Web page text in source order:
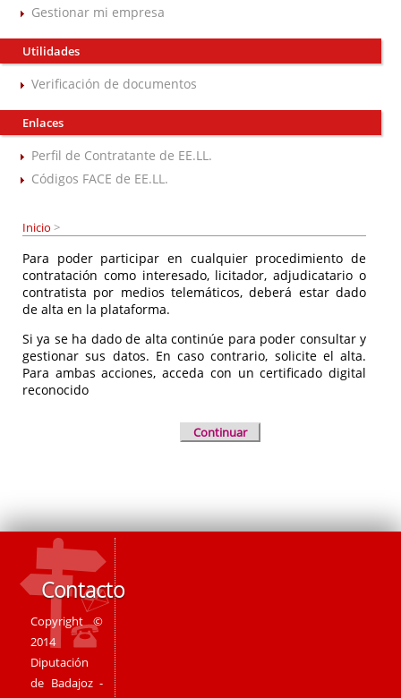
Gestionar mi empresa
Utilidades
Verificación de documentos
Enlaces
Perfil de Contratante de EE.LL.
Códigos FACE de EE.LL.
Inicio >
Para poder participar en cualquier procedimiento de
contratación como interesado, licitador, adjudicatario o
contratista por medios telemáticos, deberá estar dado
de alta en la plataforma.
Si ya se ha dado de alta continúe para poder consultar y
gestionar sus datos. En caso contrario, solicite el alta.
Para ambas acciones, acceda con un certificado digital
reconocido
Continuar
Contacto
Copyright ©
2014
Diputación
de Badajoz -